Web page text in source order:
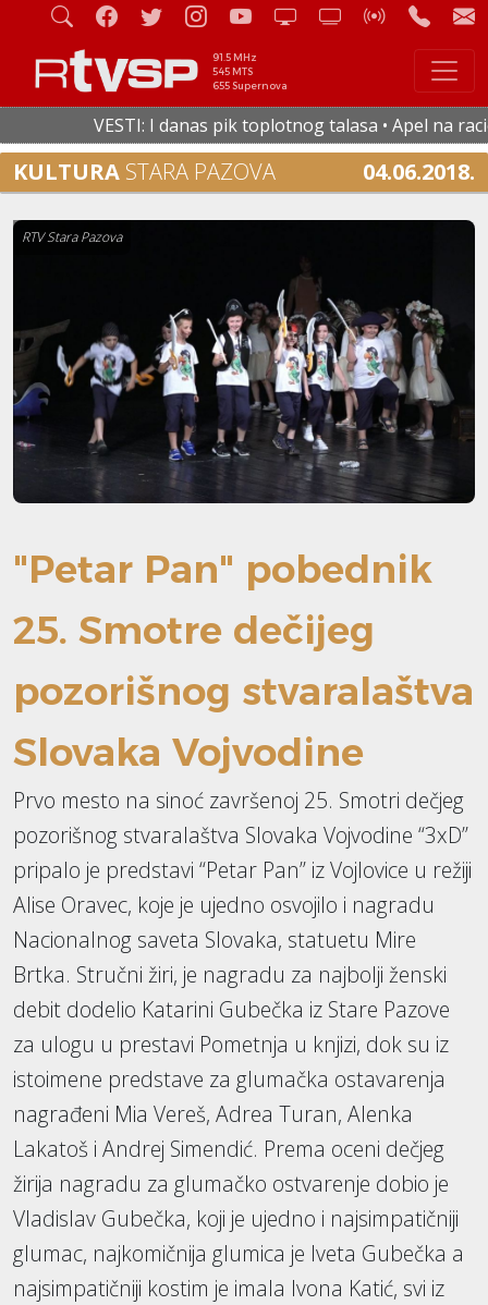
91.5 MHz
545 MTS
655 Supernova
VESTI: I danas pik toplotnog talasa • Apel na
KULTURA STARA PAZOVA 04.06.2018.
RTV Stara Pazova
"Petar Pan" pobednik
25. Smotre dečijeg
pozorišnog stvaralaštva
Slovaka Vojvodine
Prvo mesto na sinoć završenoj 25. Smotri dečjeg
pozorišnog stvaralaštva Slovaka Vojvodine “3xD”
pripalo je predstavi “Petar Pan” iz Vojlovice u režiji
Alise Oravec, koje je ujedno osvojilo i nagradu
Nacionalnog saveta Slovaka, statuetu Mire
Brtka. Stručni žiri, je nagradu za najbolji ženski
debit dodelio Katarini Gubečka iz Stare Pazove
za ulogu u prestavi Pometnja u knjizi, dok su iz
istoimene predstave za glumačka ostavarenja
nagrađeni Mia Vereš, Adrea Turan, Alenka
Lakatoš i Andrej Simendić. Prema oceni dečjeg
žirija nagradu za glumačko ostvarenje dobio je
Vladislav Gubečka, koji je ujedno i najsimpatičniji
glumac, najkomičnija glumica je Iveta Gubečka a
najsimpatičniji kostim je imala Ivona Katić, svi iz